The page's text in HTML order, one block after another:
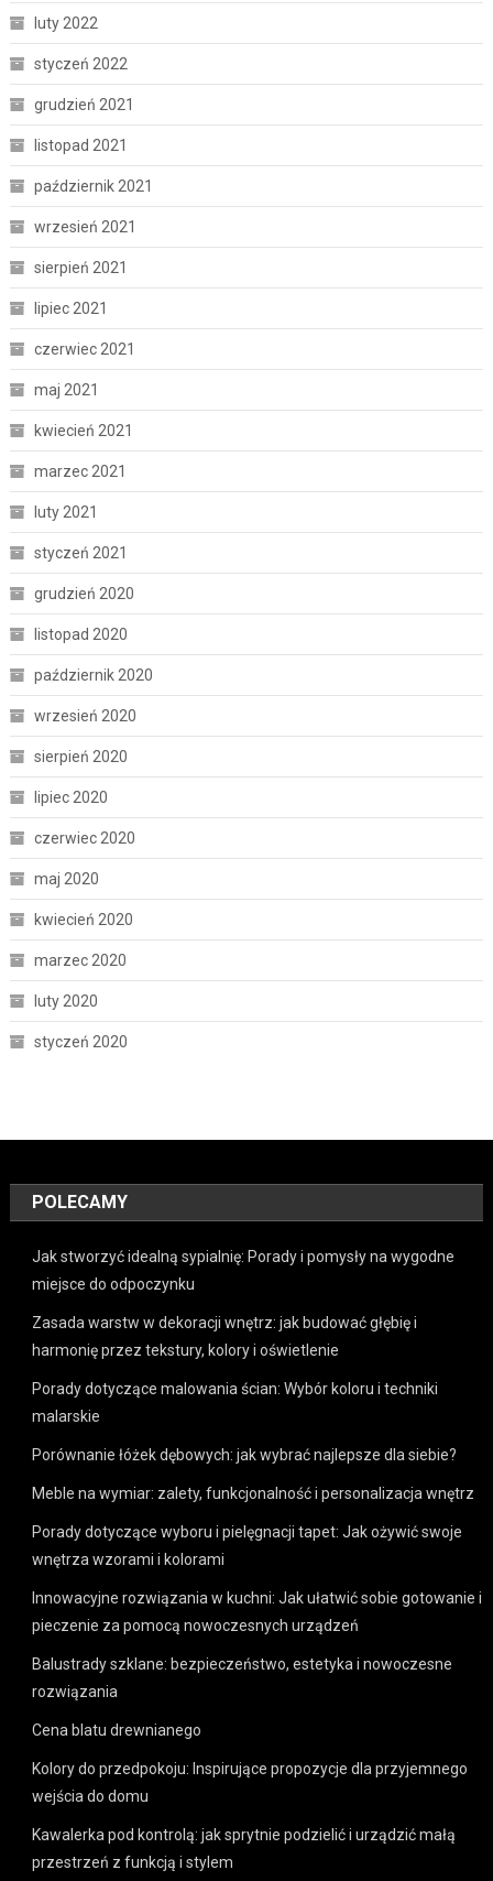
luty 2022
styczeń 2022
grudzień 2021
listopad 2021
październik 2021
wrzesień 2021
sierpień 2021
lipiec 2021
czerwiec 2021
maj 2021
kwiecień 2021
marzec 2021
luty 2021
styczeń 2021
grudzień 2020
listopad 2020
październik 2020
wrzesień 2020
sierpień 2020
lipiec 2020
czerwiec 2020
maj 2020
kwiecień 2020
marzec 2020
luty 2020
styczeń 2020
POLECAMY
Jak stworzyć idealną sypialnię: Porady i pomysły na wygodne
miejsce do odpoczynku
Zasada warstw w dekoracji wnętrz: jak budować głębię i
harmonię przez tekstury, kolory i oświetlenie
Porady dotyczące malowania ścian: Wybór koloru i techniki
malarskie
Porównanie łóżek dębowych: jak wybrać najlepsze dla siebie?
Meble na wymiar: zalety, funkcjonalność i personalizacja wnętrz
Porady dotyczące wyboru i pielęgnacji tapet: Jak ożywić swoje
wnętrza wzorami i kolorami
Innowacyjne rozwiązania w kuchni: Jak ułatwić sobie gotowanie i
pieczenie za pomocą nowoczesnych urządzeń
Balustrady szklane: bezpieczeństwo, estetyka i nowoczesne
rozwiązania
Cena blatu drewnianego
Kolory do przedpokoju: Inspirujące propozycje dla przyjemnego
wejścia do domu
Kawalerka pod kontrolą: jak sprytnie podzielić i urządzić małą
przestrzeń z funkcją i stylem